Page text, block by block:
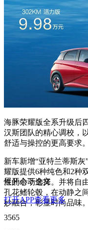
海豚荣耀版全系升级后
汉斯团队的精心调校，
舒适与操控的更高要求。
新车新增“亚特兰蒂斯
耀版提供6种纯色和2种
性的心动选择。并将自
孔花鳍轮毂，在动静之
妙融合，彰显时尚品味。
展开余下全文
打开APP查看更多
3565